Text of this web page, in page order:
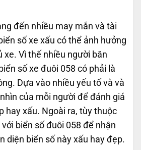
đến nhiều may mắn và tài
số xe xấu có thể ảnh hưởng
xe. Vì thế nhiều người băn
số xe đuôi 058 có phải là
Dựa vào nhiều yếu tố và và
của mỗi người để đánh giá
hay xấu. Ngoài ra, tùy thuộc
biển số đuôi 058 để nhận
diện biển số này xấu hay đẹp.